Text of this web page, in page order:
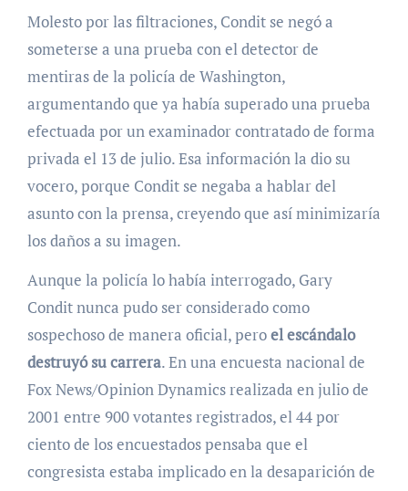
Molesto por las filtraciones, Condit se negó a
someterse a una prueba con el detector de
mentiras de la policía de Washington,
argumentando que ya había superado una prueba
efectuada por un examinador contratado de forma
privada el 13 de julio. Esa información la dio su
vocero, porque Condit se negaba a hablar del
asunto con la prensa, creyendo que así minimizaría
los daños a su imagen.
Aunque la policía lo había interrogado, Gary
Condit nunca pudo ser considerado como
sospechoso de manera oficial, peroel escándalo
destruyó su carrera. En una encuesta nacional de
Fox News/Opinion Dynamics realizada en julio de
2001 entre 900 votantes registrados, el 44 por
ciento de los encuestados pensaba que el
congresista estaba implicado en la desaparición de